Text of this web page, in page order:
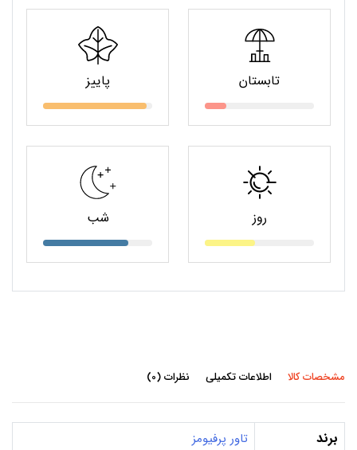
تابستان پاییز
روز شب
مشخصات کالا اطلاعات تکمیلی نظرات (0)
برند تاور پرفیومز